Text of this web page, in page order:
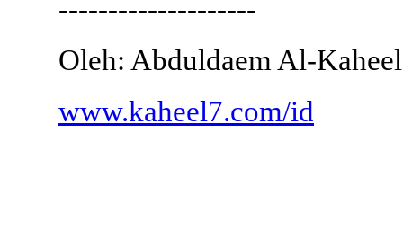
--------------------
Oleh: Abduldaem Al-Kaheel
www.kaheel7.com/id